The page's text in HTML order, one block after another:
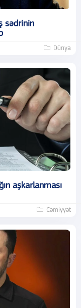
sədrinin
Dünya
aşkarlanması
Cəmiyyət